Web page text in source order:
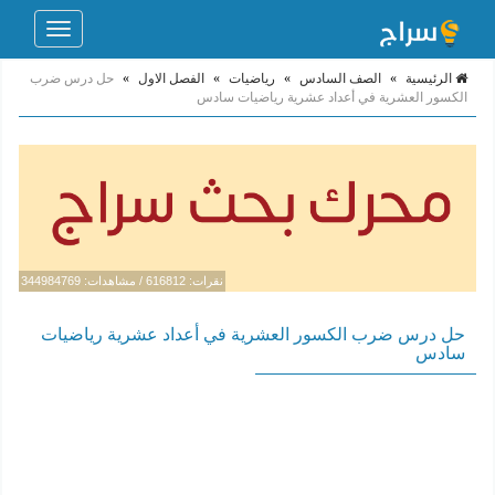
Toggle
الرئيسية » الصف السادس » رياضيات » الفصل الاول » حل درس ضرب
الكسور العشرية في أعداد عشرية رياضيات سادس
نقرات: 616812 / مشاهدات: 344984769
حل درس ضرب الكسور العشرية في أعداد عشرية رياضيات
سادس